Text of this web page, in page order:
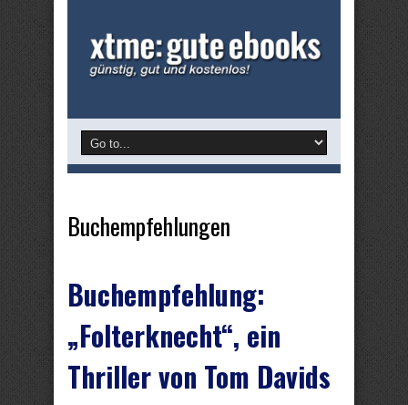
Buchempfehlungen
Buchempfehlung:
„Folterknecht“, ein
Thriller von Tom Davids